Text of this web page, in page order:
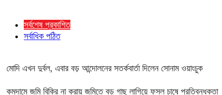
সর্বশেষ প্রকাশিত
সর্বাধিক পঠিত
মোদি এখন দুর্বল, এবার বড় আন্দোলনের সতর্কবার্তা দিলেন সোনাম ওয়াংচুক
কমদামে জমি বিক্রি না করায় জমিতে বড় গাছ লাগিয়ে ফসল চাষে প্রতিবন্ধকতা